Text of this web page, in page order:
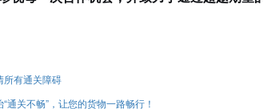
所有通关障碍
关不畅”，让您的货物一路畅行！